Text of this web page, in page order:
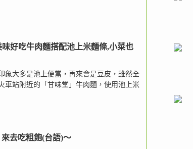
好吃牛肉麵搭配池上米麵條,小菜也
象大多是池上便當，再來會是豆皮，雖然全
車站附近的「甘味堂」牛肉麵，使用池上米
去吃粗飽(台語)～